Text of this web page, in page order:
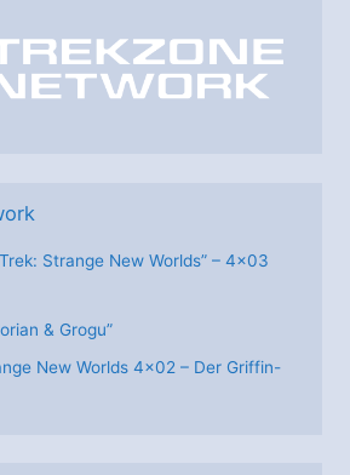
Strange New Worlds” – 4×03
& Grogu”
New Worlds 4×02 – Der Griffin-